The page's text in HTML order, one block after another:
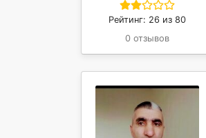
Рейтинг: 26 из 80
0 отзывов